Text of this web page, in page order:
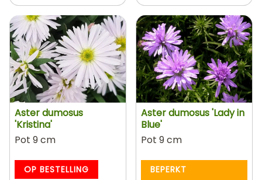
Aster dumosus
'Kristina'
Pot 9 cm
OP BESTELLING
Aster dumosus 'Lady in
Blue'
Pot 9 cm
BEPERKT